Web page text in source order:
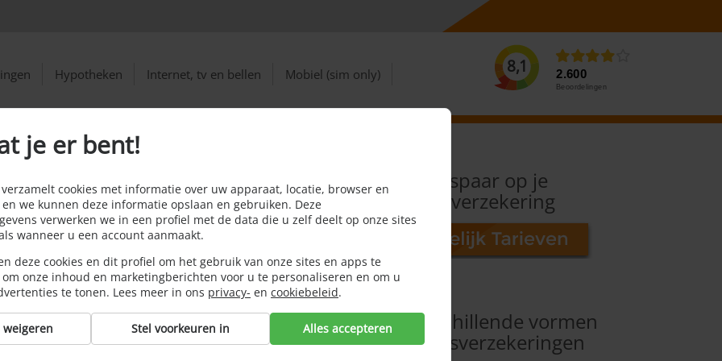
Hypotheken Internet, tv en bellen Mobiel (sim only) 8,1 2.600
Beoordelingen
overlijden familielid: wat dekt je verzekering?
vakantie door
wat dekt je
Bespaar op je
reisverzekering
De verschillende vormen
van reisverzekeringen
je er bent!
cookies met informatie over uw apparaat, locatie, browser en
we kunnen deze informatie opslaan en gebruiken. Deze
verwerken we in een profiel met de data die u zelf deelt op onze sites
wanneer u een account aanmaakt.
deze cookies en dit profiel om het gebruik van onze sites en apps te
onze inhoud en marketingberichten voor u te personaliseren en om u
te tonen. Lees meer in ons privacy- en cookiebeleid.
weigeren Stel voorkeuren in Alles accepteren